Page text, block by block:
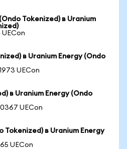
Tokenized) в Uranium
UECon
в Uranium Energy (Ondo
UECon
в Uranium Energy (Ondo
UECon
Tokenized) в Uranium Energy
UECon